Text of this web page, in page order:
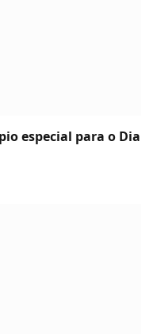
especial para o Dia